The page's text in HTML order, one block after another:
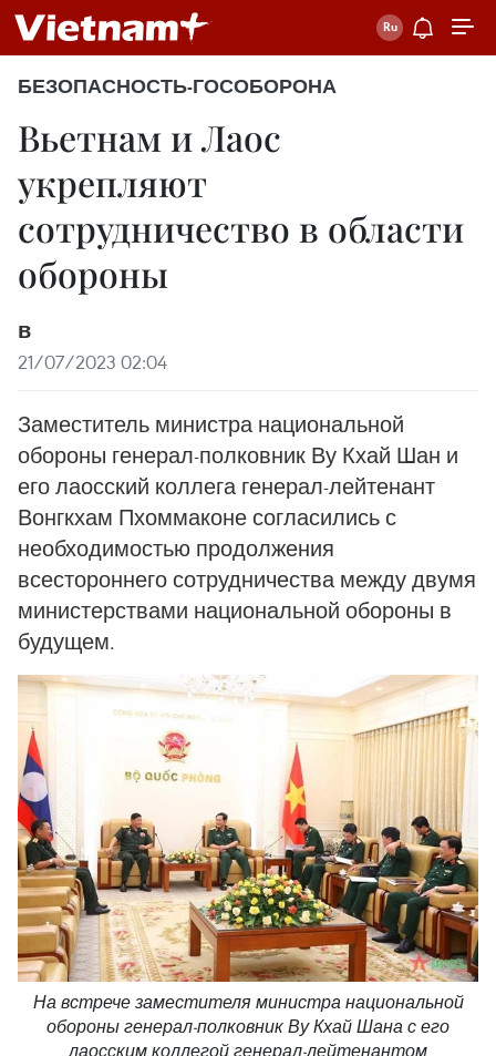
БЕЗОПАСНОСТЬ-ГОСОБОРОНА
Вьетнам и Лаос
укрепляют
сотрудничество в области
обороны
в
21/07/2023 02:04
Заместитель министра национальной
обороны генерал-полковник Ву Кхай Шан и
его лаосский коллега генерал-лейтенант
Вонгкхам Пхоммаконе согласились с
необходимостью продолжения
всестороннего сотрудничества между двумя
министерствами национальной обороны в
будущем.
На встрече заместителя министра национальной
обороны генерал-полковник Ву Кхай Шана с его
лаосским коллегой генерал-лейтенантом